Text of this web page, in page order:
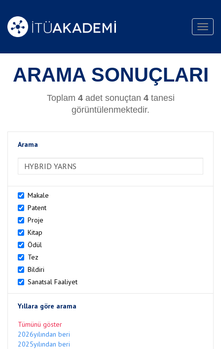
ARAMA SONUÇLARI
Toplam 4adet sonuçtan 4tanesi
görüntülenmektedir.
Arama
Makale
Patent
Proje
Kitap
Ödül
Tez
Bildiri
Sanatsal Faaliyet
Yıllara göre arama
Tümünü göster
2026yılından beri
2025yılından beri